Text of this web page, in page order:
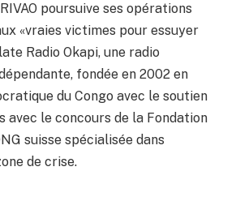
poursuive ses opérations
«vraies victimes pour essuyer
Radio Okapi, une radio
fondée en 2002 en
du Congo avec le soutien
avec le concours de la Fondation
suisse spécialisée dans
de crise.